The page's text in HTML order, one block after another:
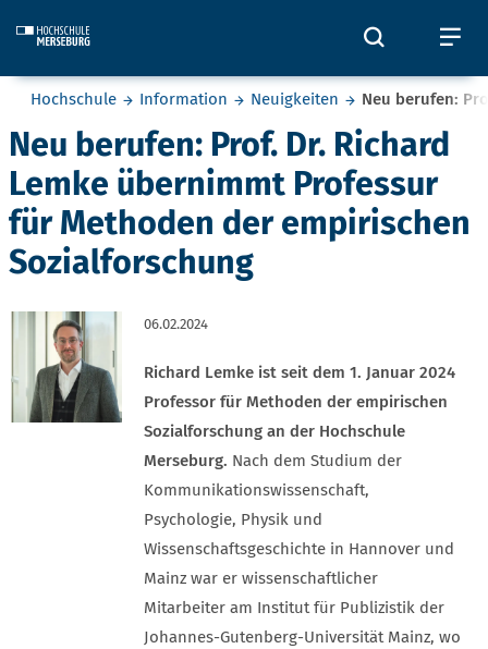
Öffnet
Sie befinden sich hier:
Hochschule Information Neuigkeiten Neu berufen:
Neu berufen: Prof. Dr. Richard
Lemke übernimmt Professur
für Methoden der empirischen
Sozialforschung
06.02.2024
Richard Lemke ist seit dem 1. Januar 2024
Professor für Methoden der empirischen
Sozialforschung an der Hochschule
Merseburg. Nach dem Studium der
Kommunikationswissenschaft,
Psychologie, Physik und
Wissenschaftsgeschichte in Hannover und
Mainz war er wissenschaftlicher
Mitarbeiter am Institut für Publizistik der
Johannes-Gutenberg-Universität Mainz, wo